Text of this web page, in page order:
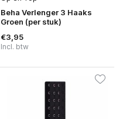
Beha Verlenger 3 Haaks
Groen (per stuk)
€3,95
Incl. btw